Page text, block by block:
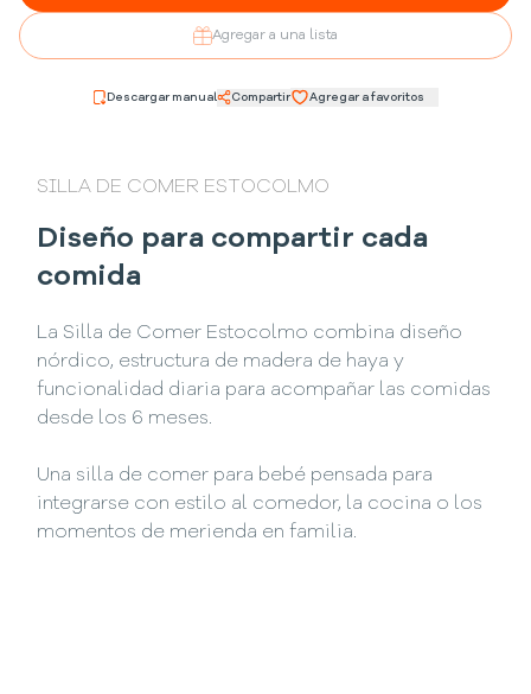
Agregar a una lista
Descargar manual Compartir Agregar a favoritos
SILLA DE COMER ESTOCOLMO
Diseño para compartir cada
comida
La Silla de Comer Estocolmo combina diseño
nórdico, estructura de madera de haya y
funcionalidad diaria para acompañar las comidas
desde los 6 meses.
Una silla de comer para bebé pensada para
integrarse con estilo al comedor, la cocina o los
momentos de merienda en familia.